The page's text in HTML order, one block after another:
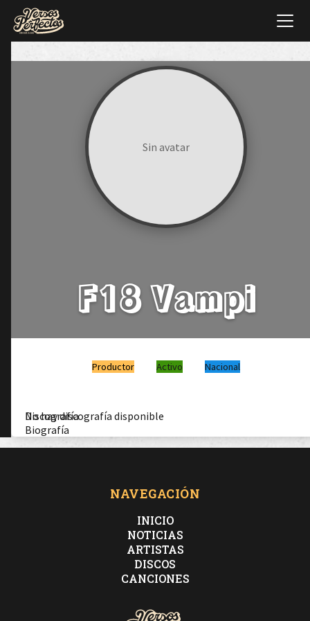
Sin avatar
F18 Vampi
Productor Activo Nacional
Discografía
Biografía
No hay discografía disponible
NAVEGACIÓN
INICIO
NOTICIAS
ARTISTAS
DISCOS
CANCIONES